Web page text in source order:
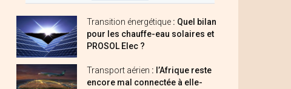
Transition énergétique : Quel bilan
pour les chauffe-eau solaires et
PROSOL Elec ?
Transport aérien : l’Afrique reste
encore mal connectée à elle-